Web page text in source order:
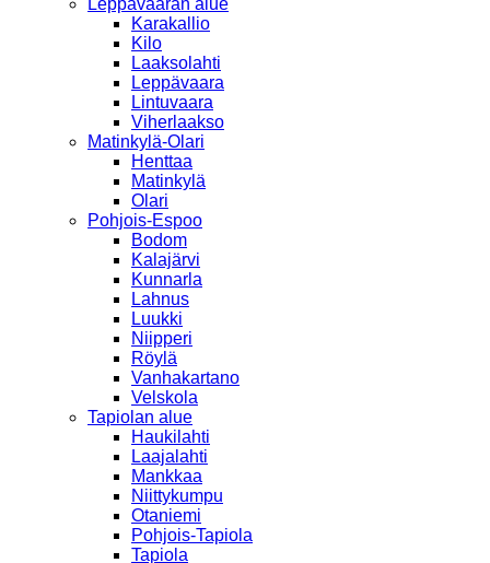
Karakallio
Kilo
Laaksolahti
Leppävaara
Lintuvaara
Viherlaakso
Matinkylä-Olari
Henttaa
Matinkylä
Olari
Pohjois-Espoo
Bodom
Kalajärvi
Kunnarla
Lahnus
Luukki
Niipperi
Röylä
Vanhakartano
Velskola
Tapiolan alue
Haukilahti
Laajalahti
Mankkaa
Niittykumpu
Otaniemi
Pohjois-Tapiola
Tapiola